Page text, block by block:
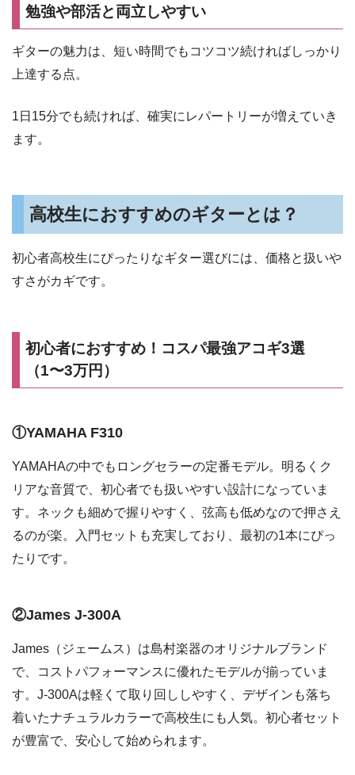
勉強や部活と両立しやすい
ギターの魅力は、短い時間でもコツコツ続ければしっかり
上達する点。
1日15分でも続ければ、確実にレパートリーが増えていき
ます。
高校生におすすめのギターとは？
初心者高校生にぴったりなギター選びには、価格と扱いや
すさがカギです。
初心者におすすめ！コスパ最強アコギ3選
（1〜3万円）
①YAMAHA F310
YAMAHAの中でもロングセラーの定番モデル。明るくク
リアな音質で、初心者でも扱いやすい設計になっていま
す。ネックも細めで握りやすく、弦高も低めなので押さえ
るのが楽。入門セットも充実しており、最初の1本にぴっ
たりです。
②James J-300A
James（ジェームス）は島村楽器のオリジナルブランド
で、コストパフォーマンスに優れたモデルが揃っていま
す。J-300Aは軽くて取り回ししやすく、デザインも落ち
着いたナチュラルカラーで高校生にも人気。初心者セット
が豊富で、安心して始められます。